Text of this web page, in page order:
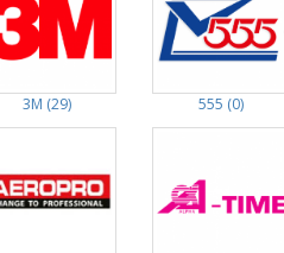
3M (29) 555 (0)